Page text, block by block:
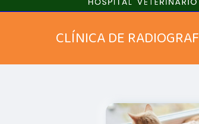
CLÍNICA DE